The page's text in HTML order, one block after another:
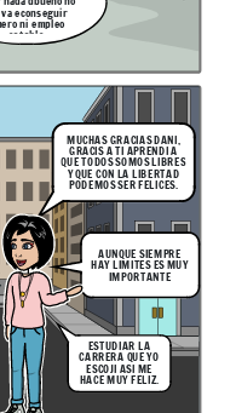
MUCHAS GRACIAS DANI,
GRACIS A TI APRENDI A
QUE TODOS SOMOS LIBRES
Y QUE CON LA LIBERTAD
PODEMOS SER FELICES.
AUNQUE SIEMPRE
HAY LIMITES ES MUY
IMPORTANTE
ESTUDIAR LA
CARRERA QUE YO
ESCOJI ASI ME
HACE MUY FELIZ.
va econseguir
ni empleo
estable